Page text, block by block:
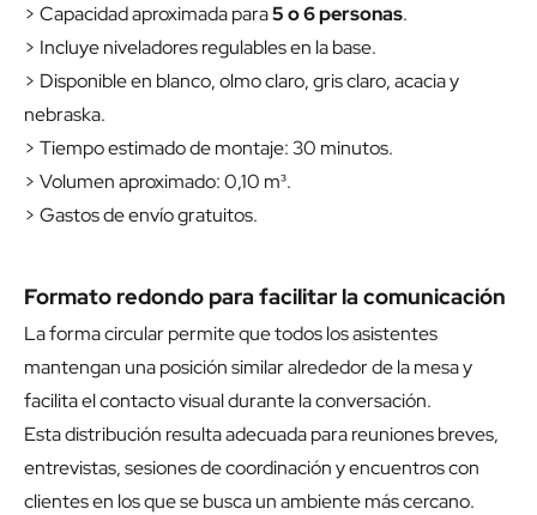
> Capacidad aproximada para5 o 6 personas.
> Incluye niveladores regulables en la base.
> Disponible en blanco, olmo claro, gris claro, acacia y
nebraska.
> Tiempo estimado de montaje: 30 minutos.
> Volumen aproximado: 0,10 m³.
> Gastos de envío gratuitos.
Formato redondo para facilitar la comunicación
La forma circular permite que todos los asistentes
mantengan una posición similar alrededor de la mesa y
facilita el contacto visual durante la conversación.
Esta distribución resulta adecuada para reuniones breves,
entrevistas, sesiones de coordinación y encuentros con
clientes en los que se busca un ambiente más cercano.